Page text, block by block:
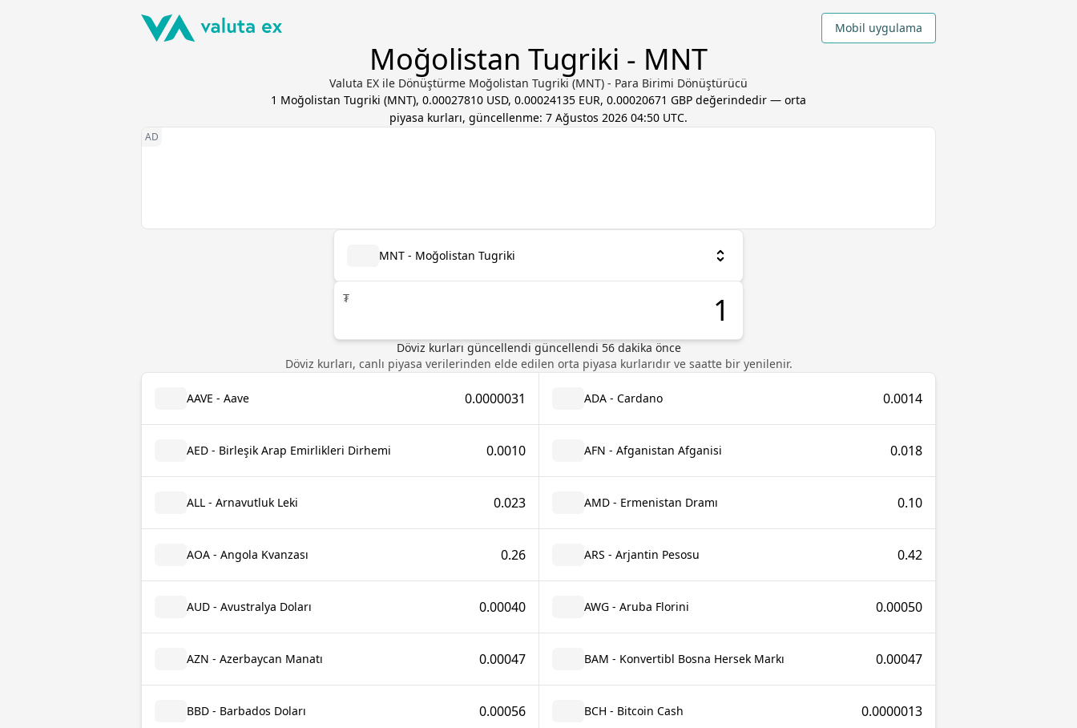
Mobil uygulama
Moğolistan Tugriki - MNT
Valuta EX ile Dönüştürme Moğolistan Tugriki (MNT) - Para Birimi Dönüştürücü
1 Moğolistan Tugriki (MNT), 0.00027810 USD, 0.00024135 EUR, 0.00020671 GBP değerindedir — orta
piyasa kurları, güncellenme: 7 Ağustos 2026 04:50 UTC.
MNT - Moğolistan Tugriki
₮
Döviz kurları güncellendi güncellendi 56 dakika önce
Döviz kurları, canlı piyasa verilerinden elde edilen orta piyasa kurlarıdır ve saatte bir yenilenir.
AAVE - Aave 0.0000031 ADA - Cardano 0.0014
AED - Birleşik Arap Emirlikleri Dirhemi 0.0010 AFN - Afganistan Afganisi 0.018
ALL - Arnavutluk Leki 0.023 AMD - Ermenistan Dramı 0.10
AOA - Angola Kvanzası 0.26 ARS - Arjantin Pesosu 0.42
AUD - Avustralya Doları 0.00040 AWG - Aruba Florini 0.00050
AZN - Azerbaycan Manatı 0.00047 BAM - Konvertibl Bosna Hersek Markı 0.00047
BBD - Barbados Doları 0.00056 BCH - Bitcoin Cash 0.0000013